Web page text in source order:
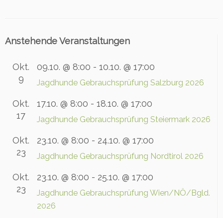
Anstehende Veranstaltungen
Okt.
9
09.10. @ 8:00 - 10.10. @ 17:00
Jagdhunde Gebrauchsprüfung Salzburg 2026
Okt.
17
17.10. @ 8:00 - 18.10. @ 17:00
Jagdhunde Gebrauchsprüfung Steiermark 2026
Okt.
23
23.10. @ 8:00 - 24.10. @ 17:00
Jagdhunde Gebrauchsprüfung Nordtirol 2026
Okt.
23
23.10. @ 8:00 - 25.10. @ 17:00
Jagdhunde Gebrauchsprüfung Wien/NÖ/Bgld.
2026